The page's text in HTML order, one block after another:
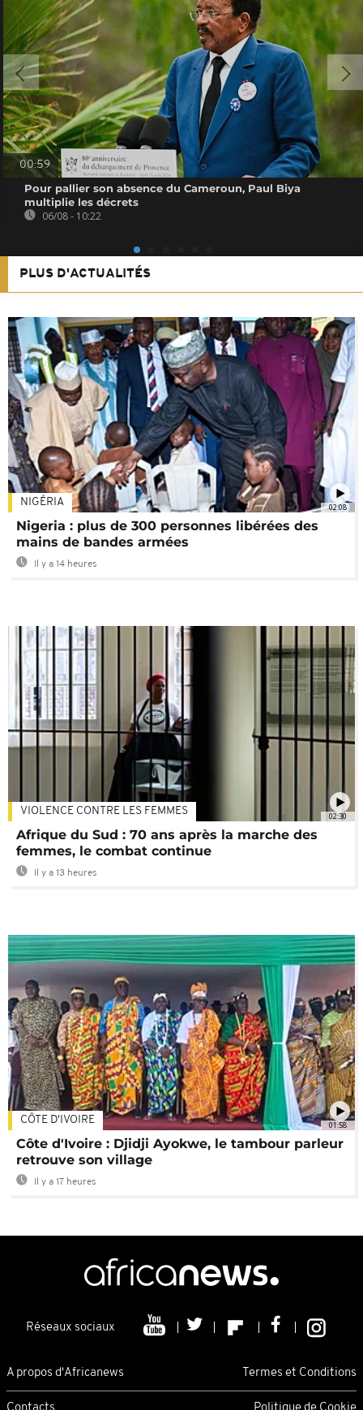
00:59
Pour pallier son absence du Cameroun, Paul Biya
multiplie les décrets
06/08 - 10:22
PLUS D'ACTUALITÉS
02:08
NIGÉRIA
Nigeria : plus de 300 personnes libérées des
mains de bandes armées
Il y a 14 heures
02:30
VIOLENCE CONTRE LES FEMMES
Afrique du Sud : 70 ans après la marche des
femmes, le combat continue
Il y a 13 heures
01:58
CÔTE D'IVOIRE
Côte d'Ivoire : Djidji Ayokwe, le tambour parleur
retrouve son village
Il y a 17 heures
Réseaux sociaux
A propos d'Africanews Termes et Conditions